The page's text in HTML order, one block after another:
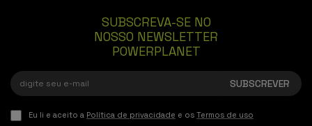
SUBSCREVA-SE NO
NOSSO NEWSLETTER
POWERPLANET
Eu li e aceito a Política de privacidade e os Termos de uso